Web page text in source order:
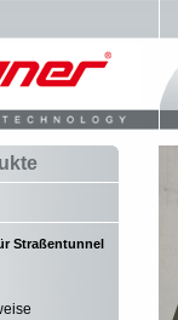
Straßentunnel